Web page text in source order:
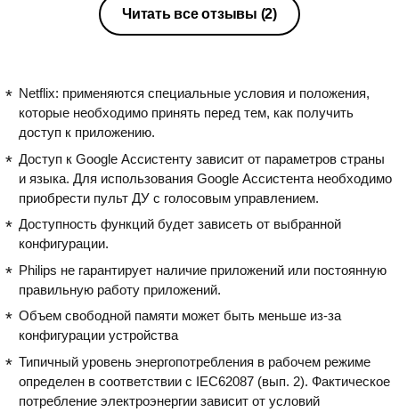
Читать все отзывы (2)
Netflix: применяются специальные условия и положения,
которые необходимо принять перед тем, как получить
доступ к приложению.
Доступ к Google Ассистенту зависит от параметров страны
и языка. Для использования Google Ассистента необходимо
приобрести пульт ДУ с голосовым управлением.
Доступность функций будет зависеть от выбранной
конфигурации.
Philips не гарантирует наличие приложений или постоянную
правильную работу приложений.
Объем свободной памяти может быть меньше из-за
конфигурации устройства
Типичный уровень энергопотребления в рабочем режиме
определен в соответствии с IEC62087 (вып. 2). Фактическое
потребление электроэнергии зависит от условий